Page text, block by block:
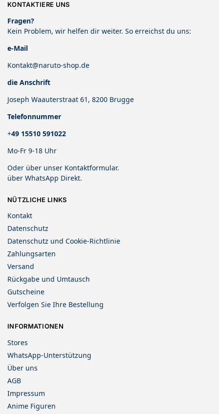
KONTAKTIERE UNS
Fragen?
Kein Problem, wir helfen dir weiter. So erreichst du uns:
e-Mail
Kontakt@naruto-shop.de
die Anschrift
Joseph Waauterstraat 61, 8200 Brugge
Telefonnummer
+49 15510 591022
Mo-Fr 9-18 Uhr
Oder über unser Kontaktformular.
über WhatsApp Direkt.
NÜTZLICHE LINKS
Kontakt
Datenschutz
Datenschutz und Cookie-Richtlinie
Zahlungsarten
Versand
Rückgabe und Umtausch
Gutscheine
Verfolgen Sie Ihre Bestellung
INFORMATIONEN
Stores
WhatsApp-Unterstützung
Über uns
AGB
Impressum
Anime Figuren